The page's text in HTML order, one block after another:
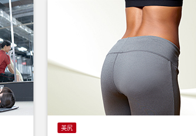
美尻